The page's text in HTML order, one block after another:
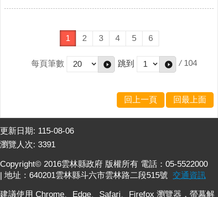
1 2 3 4 5 6
每頁筆數 跳到 / 104
回上一頁 回最上面
更新日期: 115-08-06
瀏覽人次: 3391
Copyright© 2016雲林縣政府 版權所有 電話：05-5522000
| 地址：640201雲林縣斗六市雲林路二段515號 交通資訊
建議使用 Chrome、Edge、Safari、Firefox 瀏覽器，螢幕解